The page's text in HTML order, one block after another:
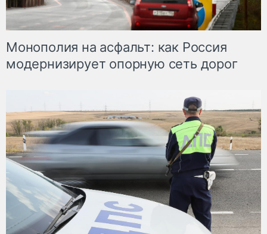
Монополия на асфальт: как Россия
модернизирует опорную сеть дорог